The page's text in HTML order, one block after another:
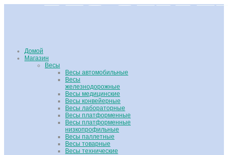
Домой
Магазин
Весы
Весы автомобильные
Весы
железнодорожные
Весы медицинские
Весы конвейерные
Весы лабораторные
Весы платформенные
Весы платформенные
низкопрофильные
Весы паллетные
Весы товарные
Весы технические